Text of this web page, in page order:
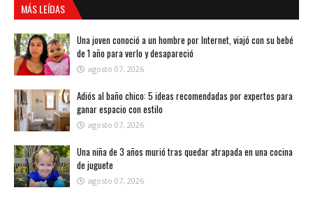
MÁS LEÍDAS
Una joven conoció a un hombre por Internet, viajó con su bebé
de 1 año para verlo y desapareció
agosto 07, 2026
Adiós al baño chico: 5 ideas recomendadas por expertos para
ganar espacio con estilo
agosto 07, 2026
Una niña de 3 años murió tras quedar atrapada en una cocina
de juguete
agosto 07, 2026